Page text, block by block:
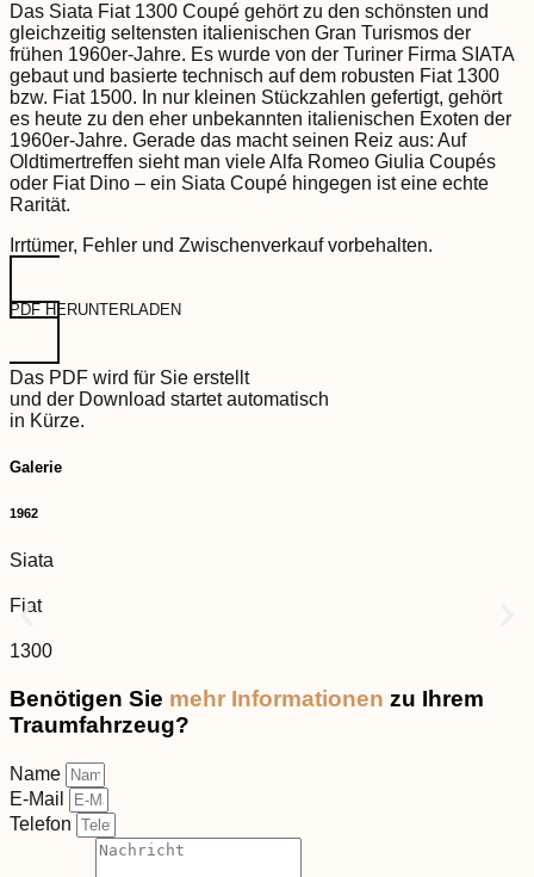
Das Siata Fiat 1300 Coupé gehört zu den schönsten und
gleichzeitig seltensten italienischen Gran Turismos der
frühen 1960er-Jahre. Es wurde von der Turiner Firma SIATA
gebaut und basierte technisch auf dem robusten Fiat 1300
bzw. Fiat 1500. In nur kleinen Stückzahlen gefertigt, gehört
es heute zu den eher unbekannten italienischen Exoten der
1960er-Jahre. Gerade das macht seinen Reiz aus: Auf
Oldtimertreffen sieht man viele Alfa Romeo Giulia Coupés
oder Fiat Dino – ein Siata Coupé hingegen ist eine echte
Rarität.
Irrtümer, Fehler und Zwischenverkauf vorbehalten.
PDF HERUNTERLADEN
Das PDF wird für Sie erstellt
und der Download startet automatisch
in Kürze.
Galerie
1962
Siata
Fiat
1300
Benötigen Sie mehr Informationen zu Ihrem
Traumfahrzeug?
Name
E-Mail
Telefon